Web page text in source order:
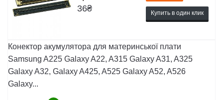
36₴ Купить в один клик
Конектор акумулятора для материнської плати
Samsung A225 Galaxy A22, A315 Galaxy A31, A325
Galaxy A32, Galaxy A425, A525 Galaxy A52, A526
Galaxy...